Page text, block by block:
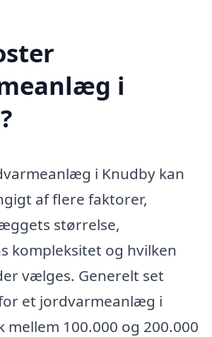
i
i Knudby kan
af flere faktorer,
størrelse,
kompleksitet og hvilken
vælges. Generelt set
et jordvarmeanlæg i
mellem 100.000 og 200.000